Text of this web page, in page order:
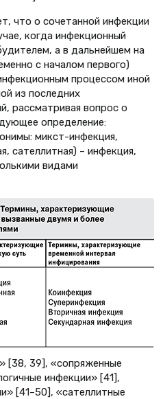
что о сочетанной инфекции
когда инфекционный
а в дальнейшем на
с началом первого)
процессом иной
из последних
рассматривая вопрос о
определение:
микст-инфекция,
сателлитная) – инфекция,
видами
[38, 39], «сопряженные
инфекции» [41],
[41–50], «сателлитные